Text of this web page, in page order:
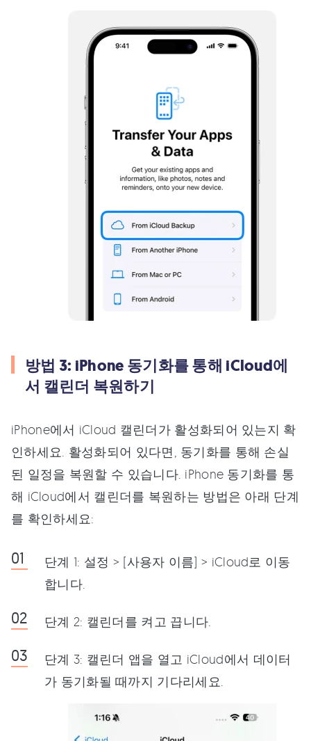
방법 3: iPhone 동기화를 통해 iCloud에
서 캘린더 복원하기
iPhone에서 iCloud 캘린더가 활성화되어 있는지 확
인하세요. 활성화되어 있다면, 동기화를 통해 손실
된 일정을 복원할 수 있습니다. iPhone 동기화를 통
해 iCloud에서 캘린더를 복원하는 방법은 아래 단계
를 확인하세요:
단계 1: 설정 > [사용자 이름] > iCloud로 이동
합니다.
단계 2: 캘린더를 켜고 끕니다.
단계 3: 캘린더 앱을 열고 iCloud에서 데이터
가 동기화될 때까지 기다리세요.